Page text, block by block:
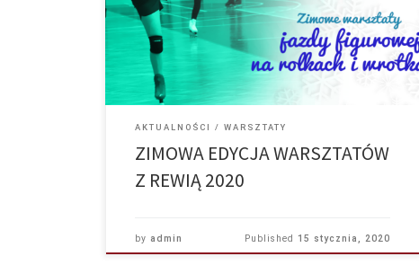
AKTUALNOŚCI WARSZTATY
ZIMOWA EDYCJA WARSZTATÓW
Z REWIĄ 2020
by admin Published 15 stycznia, 2020